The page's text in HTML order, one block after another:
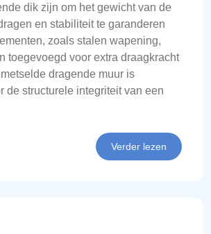
dik zijn om het gewicht van de
en stabiliteit te garanderen
zoals stalen wapening,
toegevoegd voor extra draagkracht
dragende muur is
de structurele integriteit van een
Verder lezen